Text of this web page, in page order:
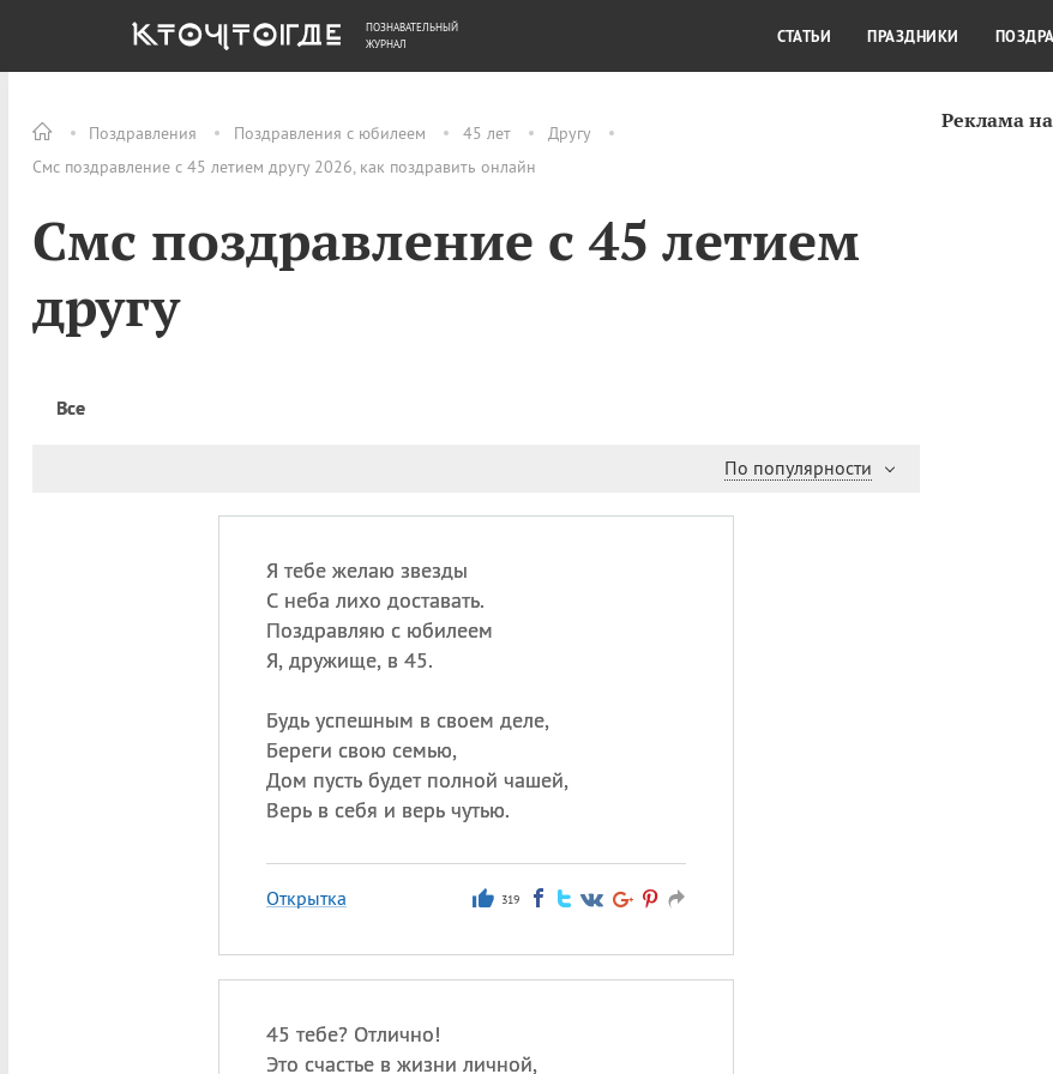
Поздравления Поздравления с юбилеем 45 лет
Другу
Смс поздравление с 45 летием другу 2026, как поздравить онлайн
Смс поздравление с 45 летием
другу
Все
По популярности
Я тебе желаю звезды
С неба лихо доставать.
Поздравляю с юбилеем
Я, дружище, в 45.
Будь успешным в своем деле,
Береги свою семью,
Дом пусть будет полной чашей,
Верь в себя и верь чутью.
Открытка 319
45 тебе? Отлично!
Это счастье в жизни личной,
Реклама
ОБЩЕСТВО ДЕНЬГИ КУЛЬТУРА
ПОЗНАВАТЕЛЬНЫЙ
ЖУРНАЛ
СТАТЬИ ПРАЗДНИКИ